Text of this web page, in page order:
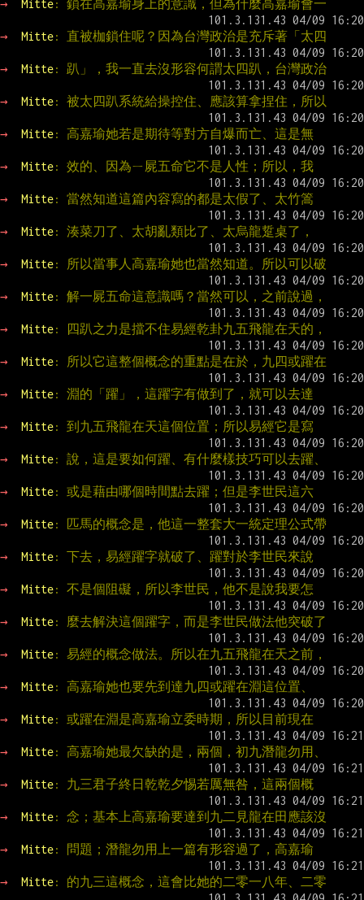
→ Mitte: 鎖在高嘉瑜身上的意識，但為什麼高嘉瑜會一
→ Mitte: 直被枷鎖住呢？因為台灣政治是充斥著「太四
→ Mitte: 趴」，我一直去沒形容何謂太四趴，台灣政治
→ Mitte: 被太四趴系統給操控住、應該算拿捏住，所以
→ Mitte: 高嘉瑜她若是期待等對方自爆而亡、這是無
→ Mitte: 效的、因為ㄧ屍五命它不是人性；所以，我
→ Mitte: 當然知道這篇內容寫的都是太假了、太竹篙
→ Mitte: 湊菜刀了、太胡亂類比了、太烏龍踅桌了，
→ Mitte: 所以當事人高嘉瑜她也當然知道。所以可以破
→ Mitte: 解一屍五命這意識嗎？當然可以，之前說過，
→ Mitte: 四趴之力是擋不住易經乾卦九五飛龍在天的，
→ Mitte: 所以它這整個概念的重點是在於，九四或躍在
→ Mitte: 淵的「躍」，這躍字有做到了，就可以去達
→ Mitte: 到九五飛龍在天這個位置；所以易經它是寫
→ Mitte: 說，這是要如何躍、有什麼樣技巧可以去躍、
→ Mitte: 或是藉由哪個時間點去躍；但是李世民這六
→ Mitte: 匹馬的概念是，他這一整套大一統定理公式帶
→ Mitte: 下去，易經躍字就破了、躍對於李世民來說
→ Mitte: 不是個阻礙，所以李世民，他不是說我要怎
→ Mitte: 麼去解決這個躍字，而是李世民做法他突破了
→ Mitte: 易經的概念做法。所以在九五飛龍在天之前，
→ Mitte: 高嘉瑜她也要先到達九四或躍在淵這位置、
→ Mitte: 或躍在淵是高嘉瑜立委時期，所以目前現在
→ Mitte: 高嘉瑜她最欠缺的是，兩個，初九潛龍勿用、
→ Mitte: 九三君子終日乾乾夕惕若厲無咎，這兩個概
→ Mitte: 念；基本上高嘉瑜要達到九二見龍在田應該沒
→ Mitte: 問題；潛龍勿用上一篇有形容過了，高嘉瑜
→ Mitte: 的九三這概念，這會比她的二零一八年、二零